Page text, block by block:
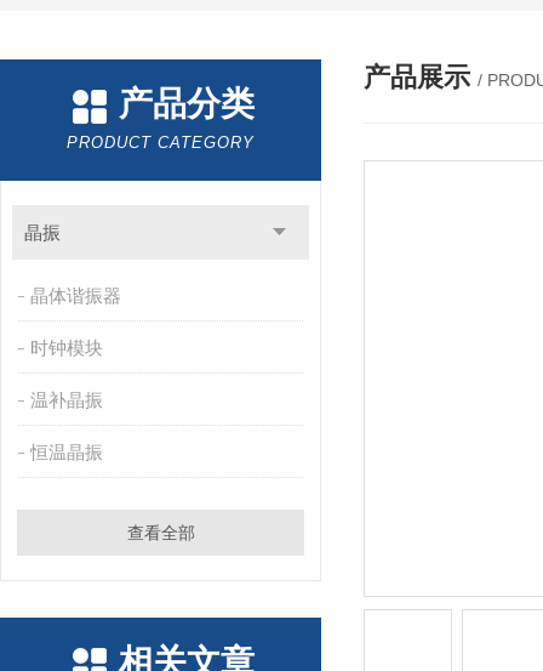
产品分类
PRODUCT CATEGORY
晶振
晶体谐振器
时钟模块
温补晶振
恒温晶振
查看全部
相关文章
产品展示 /